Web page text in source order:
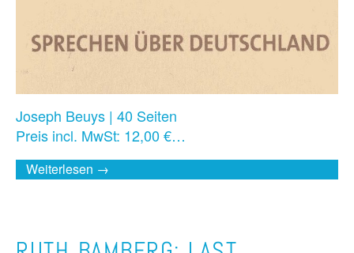
Joseph Beuys | 40 Seiten
Preis incl. MwSt: 12,00 €…
Weiterlesen →